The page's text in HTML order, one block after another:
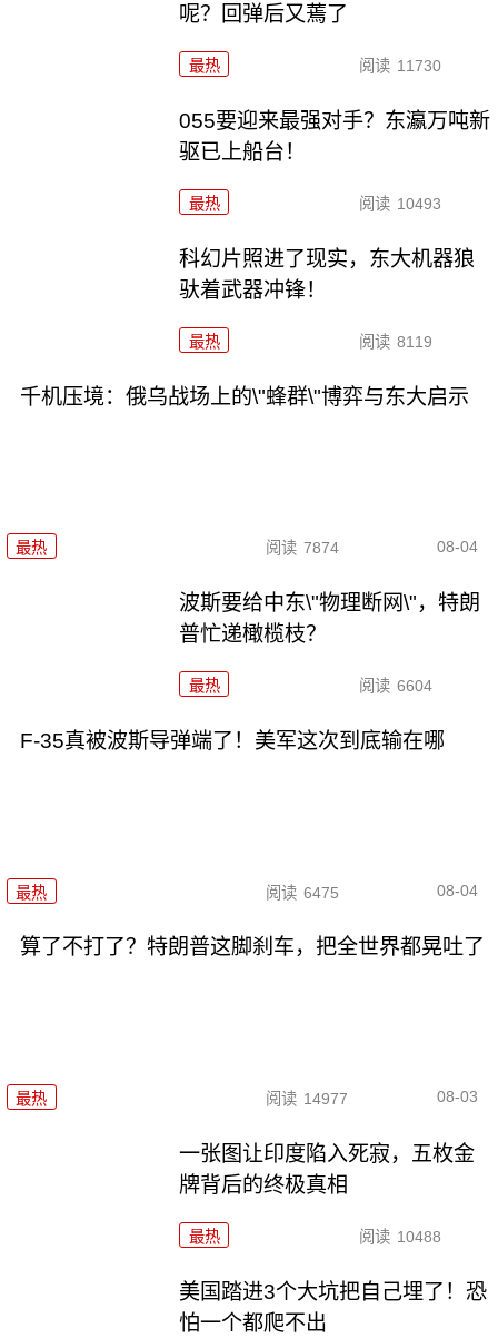
呢？回弹后又蔫了
最热 阅读 11730
055要迎来最强对手？东瀛万吨新
驱已上船台！
最热 阅读 10493
科幻片照进了现实，东大机器狼
驮着武器冲锋！
最热 阅读 8119
千机压境：俄乌战场上的\"蜂群\"博弈与东大启示
最热 阅读 7874 08-04
波斯要给中东\"物理断网\"，特朗
普忙递橄榄枝？
最热 阅读 6604
F-35真被波斯导弹端了！美军这次到底输在哪
最热 阅读 6475 08-04
算了不打了？特朗普这脚刹车，把全世界都晃吐了
最热 阅读 14977 08-03
一张图让印度陷入死寂，五枚金
牌背后的终极真相
最热 阅读 10488
美国踏进3个大坑把自己埋了！恐
怕一个都爬不出